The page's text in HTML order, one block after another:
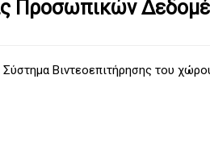
Προσωπικών
Βιντεοεπιτήρησης του